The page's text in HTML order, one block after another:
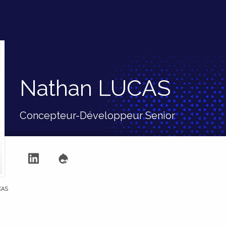
Nathan LUCAS
Concepteur-Développeur Senior
Suivre sur LinkedIn
: